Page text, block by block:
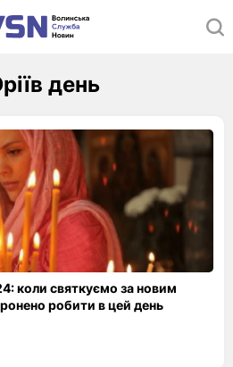
день
коли святкуємо за новим
робити в цей день